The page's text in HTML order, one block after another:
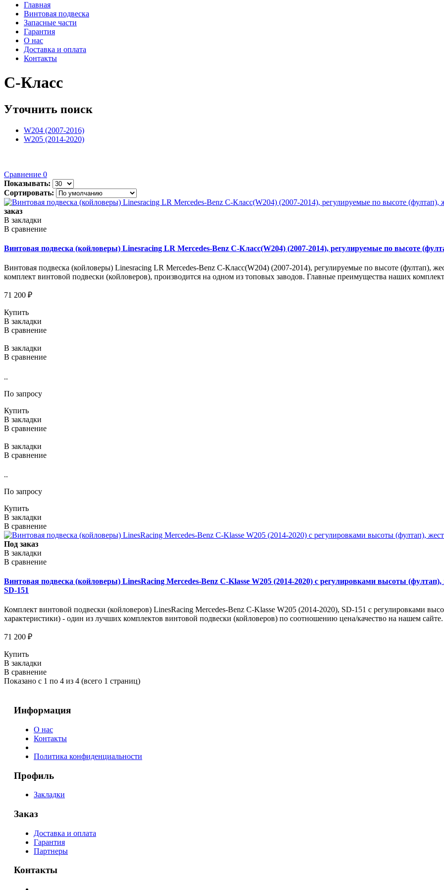
Главная
Винтовая подвеска
Запасные части
Гарантия
О нас
Доставка и оплата
Контакты
C-Класс
Уточнить поиск
W204 (2007-2016)
W205 (2014-2020)
Сравнение 0
Показывать:
Сортировать:
заказ
В закладки
В сравнение
Винтовая подвеска (койловеры) Linesracing LR Mercedes-Benz C-Класс(W204) (2007-2014), регулируемые по высоте
Винтовая подвеска (койловеры) Linesracing LR Mercedes-Benz C-Класс(W204) (2007-2014), регулируемые по высоте (фултап),
комплект винтовой подвески (койловеров), производится на одном из топовых заводов. Главные преимущества наших
71 200 ₽
Купить
В закладки
В сравнение
В закладки
В сравнение
..
По запросу
Купить
В закладки
В сравнение
В закладки
В сравнение
..
По запросу
Купить
В закладки
В сравнение
Под заказ
В закладки
В сравнение
Винтовая подвеска (койловеры) LinesRacing Mercedes-Benz C-Klasse W205 (2014-2020) с регулировками высоты
SD-151
Комплект винтовой подвески (койловеров) LinesRacing Mercedes-Benz C-Klasse W205 (2014-2020), SD-151 с регулировками
характеристики) - один из лучших комплектов винтовой подвески (койловеров) по соотношению цена/качество на нашем
71 200 ₽
Купить
В закладки
В сравнение
Показано с 1 по 4 из 4 (всего 1 страниц)
Информация
О нас
Контакты
Политика конфиденциальности
Профиль
Закладки
Заказ
Доставка и оплата
Гарантия
Партнеры
Контакты